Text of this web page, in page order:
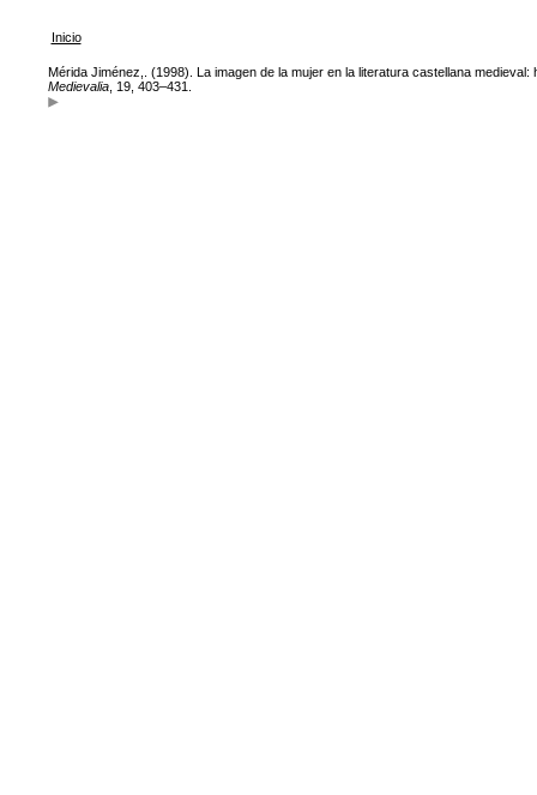
Inicio
Mérida Jiménez,. (1998). La imagen de la mujer en la literatura castellana
Medievalia, 19, 403–431.